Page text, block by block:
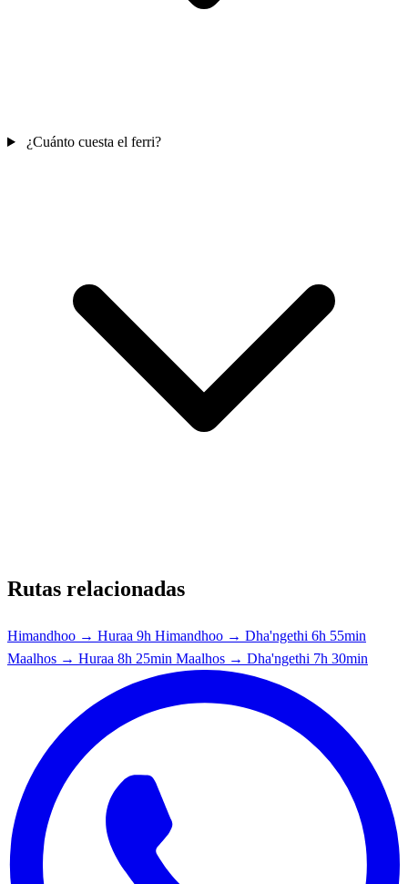
¿Cuánto cuesta el ferri?
Rutas relacionadas
Himandhoo → Huraa 9h Himandhoo → Dha'ngethi 6h 55min
Maalhos → Huraa 8h 25min Maalhos → Dha'ngethi 7h 30min